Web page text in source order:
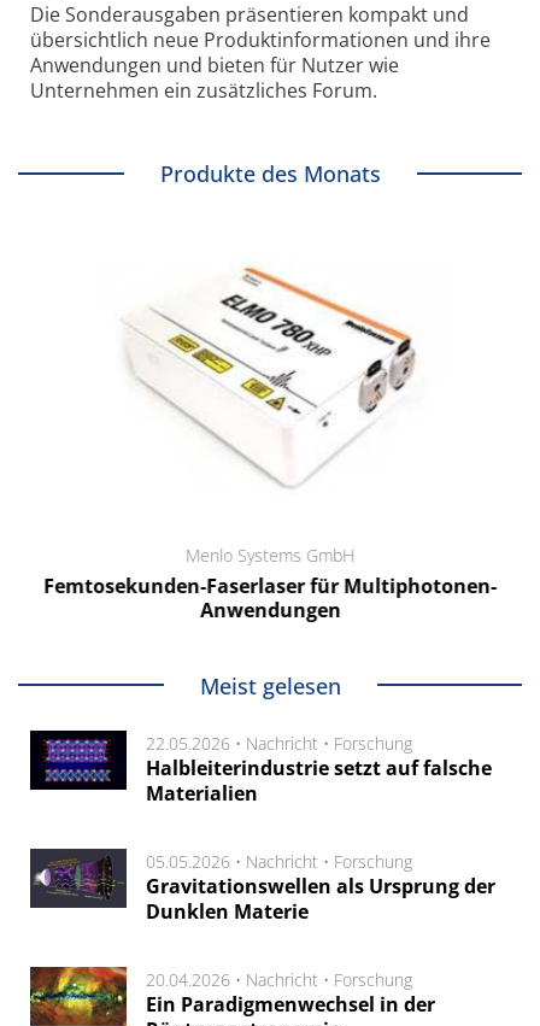
Die Sonder­ausgaben präsentieren kompakt und
übersichtlich neue Produkt­informationen und ihre
Anwendungen und bieten für Nutzer wie
Unternehmen ein zusätzliches Forum.
Produkte des Monats
Menlo Systems GmbH
Femtosekunden-Faserlaser für Multiphotonen-
Anwendungen
Meist gelesen
22.05.2026 • Nachricht • Forschung
Halbleiterindustrie setzt auf falsche
Materialien
05.05.2026 • Nachricht • Forschung
Gravitationswellen als Ursprung der
Dunklen Materie
20.04.2026 • Nachricht • Forschung
Ein Paradigmenwechsel in der